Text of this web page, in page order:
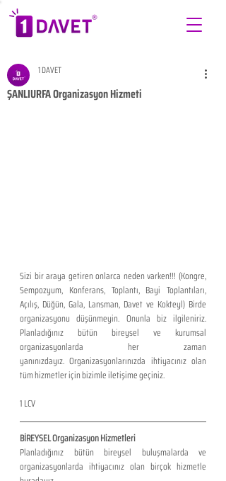
ŞANLIURFA Organizasyon Hizmeti
1 DAVET
Sizi bir araya getiren onlarca neden varken!!! (Kongre,
Sempozyum, Konferans, Toplantı, Bayi Toplantıları,
Açılış, Düğün, Gala, Lansman, Davet ve Kokteyl) Birde
organizasyonu düşünmeyin. Onunla biz ilgileniriz.
Planladığınız bütün bireysel ve kurumsal
organizasyonlarda her zaman
yanınızdayız. Organizasyonlarınızda ihtiyacınız olan
tüm hizmetler için bizimle iletişime geçiniz.
1 LCV
BİREYSEL Organizasyon Hizmetleri
Planladığınız bütün bireysel buluşmalarda ve
organizasyonlarda ihtiyacınız olan birçok hizmetle